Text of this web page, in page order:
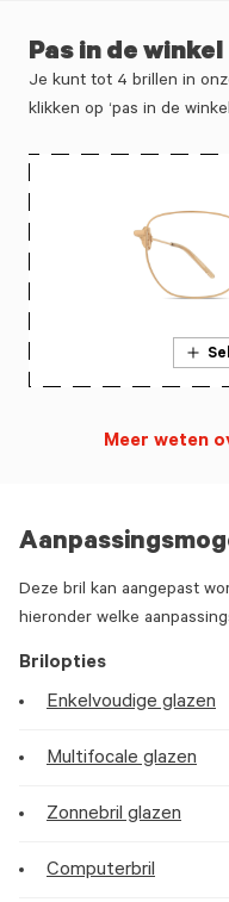
Deze bril kan aangepast
hieronder welke
Brilopties
Enkelvoudige glazen
Multifocale glazen
Zonnebril glazen
Computerbril
Pas in de winkel
Je kunt tot 4 brillen in
klikken op ‘pas in de
Meer weten